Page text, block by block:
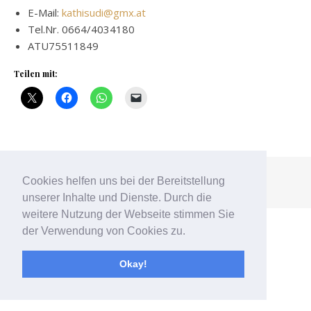
Cookies helfen uns bei der Bereitstellung
unserer Inhalte und Dienste. Durch die
weitere Nutzung der Webseite stimmen Sie
der Verwendung von Cookies zu.
Okay!
E-Mail: kathisudi@gmx.at
Tel.Nr. 0664/4034180
ATU75511849
Teilen mit:
Ashe Theme vonWP Royal.
Durch die weitere Nutzung
der Seite stimmst du der
zu.
Weitere Informationen
Akzeptieren